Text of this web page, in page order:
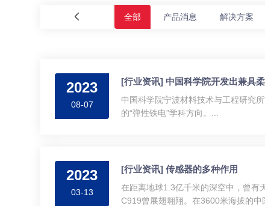
全部 产品消息 解决方案
2023
08-07
[行业资讯] 中国科学院开发出兼具
中国科学院宁波材料技术与工程研究
的“弹性铁电”学科方向。...
2023
03-13
[行业资讯] 传感器的多种作用
在距离地球1.3亿千米的深空中，曾有
C919曾展翅翱翔。在3600米海拔的中